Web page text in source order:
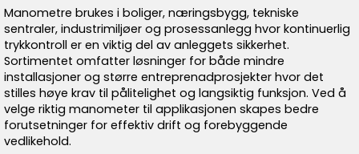
Manometre brukes i boliger, næringsbygg, tekniske
sentraler, industrimiljøer og prosessanlegg hvor kontinuerlig
trykkontroll er en viktig del av anleggets sikkerhet.
Sortimentet omfatter løsninger for både mindre
installasjoner og større entreprenadprosjekter hvor det
stilles høye krav til pålitelighet og langsiktig funksjon. Ved å
velge riktig manometer til applikasjonen skapes bedre
forutsetninger for effektiv drift og forebyggende
vedlikehold.